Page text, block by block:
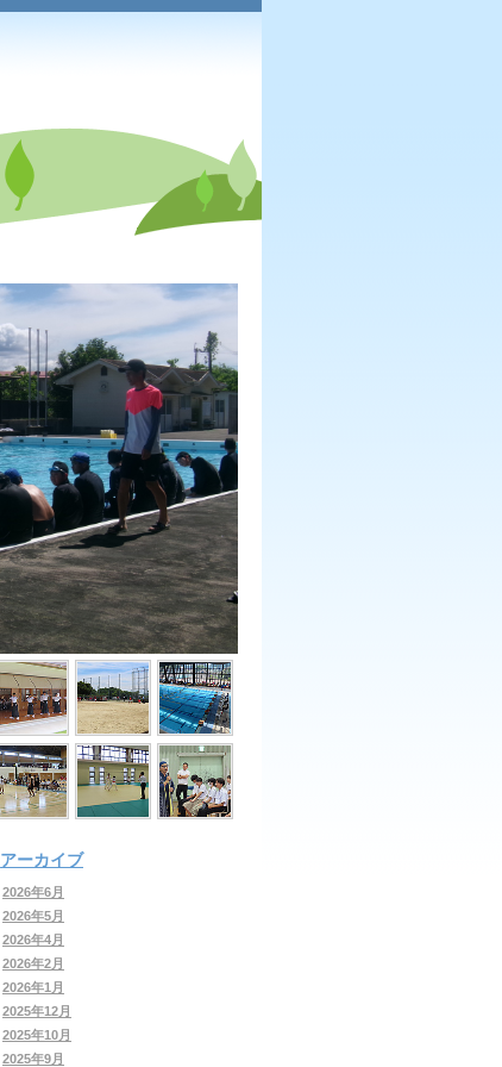
アーカイブ
2026年6月
2026年5月
2026年4月
2026年2月
2026年1月
2025年12月
2025年10月
2025年9月